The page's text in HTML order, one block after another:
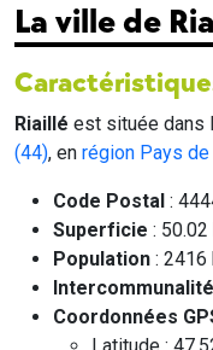
La ville de
Riaillé est située dans
(44), en région Pays
Code Postal :
Superficie : 50.02
Population : 2416
Intercommunalité
Coordonnées